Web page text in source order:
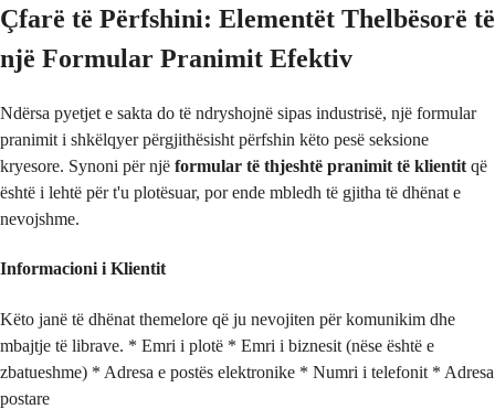
Çfarë të Përfshini: Elementët Thelbësorë të
një Formular Pranimit Efektiv
Ndërsa pyetjet e sakta do të ndryshojnë sipas industrisë, një formular
pranimit i shkëlqyer përgjithësisht përfshin këto pesë seksione
kryesore. Synoni për një formular të thjeshtë pranimit të klientit që
është i lehtë për t'u plotësuar, por ende mbledh të gjitha të dhënat e
nevojshme.
Informacioni i Klientit
Këto janë të dhënat themelore që ju nevojiten për komunikim dhe
mbajtje të librave. * Emri i plotë * Emri i biznesit (nëse është e
zbatueshme) * Adresa e postës elektronike * Numri i telefonit * Adresa
postare